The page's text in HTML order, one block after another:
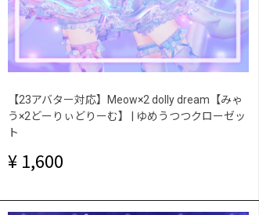
【23アバター対応】Meow×2 dolly dream【みゃ
う×2どーりぃどりーむ】 | ゆめうつつクローゼッ
ト
1,600